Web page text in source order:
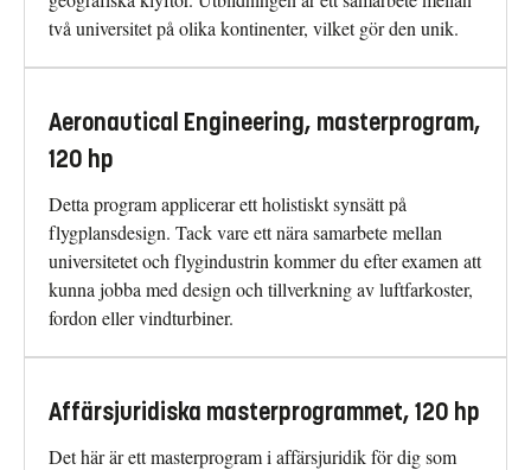
två universitet på olika kontinenter, vilket gör den unik.
Aeronautical Engineering, masterprogram,
120 hp
Detta program applicerar ett holistiskt synsätt på
flygplansdesign. Tack vare ett nära samarbete mellan
universitetet och flygindustrin kommer du efter examen att
kunna jobba med design och tillverkning av luftfarkoster,
fordon eller vindturbiner.
Affärsjuridiska masterprogrammet, 120 hp
Det här är ett masterprogram i affärsjuridik för dig som